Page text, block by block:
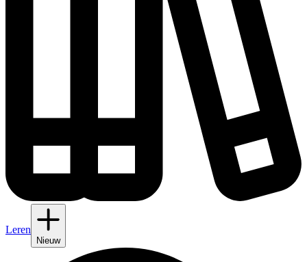
Leren
Nieuw